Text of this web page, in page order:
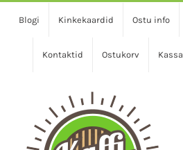
Blogi Kinkekaardid Ostu info
Kontaktid Ostukorv Kassa